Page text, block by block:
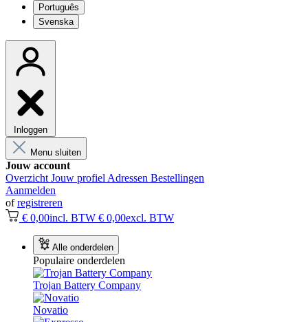
Português
Svenska
Inloggen
Menu sluiten
Jouw account
Overzicht Jouw profiel Adressen Bestellingen
Aanmelden
ofregistreren
€ 0,00incl. BTW € 0,00excl. BTW
Alle onderdelen
Populaire onderdelen
Trojan Battery Company
Novatio